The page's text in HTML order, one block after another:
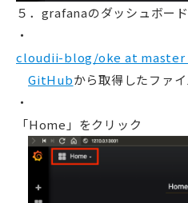
５．grafanaのダッシュボード
cloudii-blog/oke at master
GitHubから取得したファ
「Home」をクリック